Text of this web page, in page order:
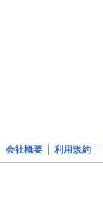
会社概要 利用規約